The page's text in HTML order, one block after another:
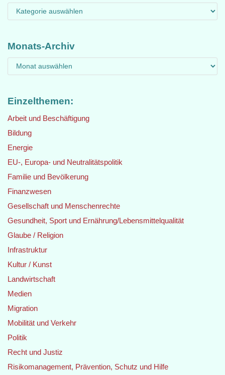
Monats-Archiv
Einzelthemen:
Arbeit und Beschäftigung
Bildung
Energie
EU-, Europa- und Neutralitätspolitik
Familie und Bevölkerung
Finanzwesen
Gesellschaft und Menschenrechte
Gesundheit, Sport und Ernährung/Lebensmittelqualität
Glaube / Religion
Infrastruktur
Kultur / Kunst
Landwirtschaft
Medien
Migration
Mobilität und Verkehr
Politik
Recht und Justiz
Risikomanagement, Prävention, Schutz und Hilfe